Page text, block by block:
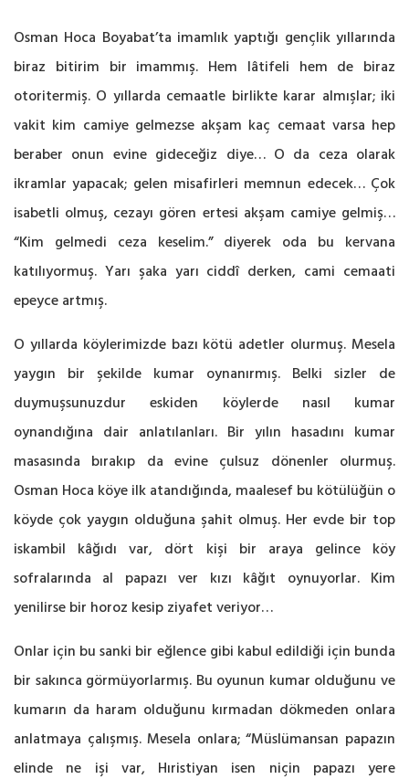
Osman Hoca Boyabat’ta imamlık yaptığı gençlik yıllarında
biraz bitirim bir imammış. Hem lâtifeli hem de biraz
otoritermiş. O yıllarda cemaatle birlikte karar almışlar; iki
vakit kim camiye gelmezse akşam kaç cemaat varsa hep
beraber onun evine gideceğiz diye… O da ceza olarak
ikramlar yapacak; gelen misafirleri memnun edecek… Çok
isabetli olmuş, cezayı gören ertesi akşam camiye gelmiş…
“Kim gelmedi ceza keselim.” diyerek oda bu kervana
katılıyormuş. Yarı şaka yarı ciddî derken, cami cemaati
epeyce artmış.
O yıllarda köylerimizde bazı kötü adetler olurmuş. Mesela
yaygın bir şekilde kumar oynanırmış. Belki sizler de
duymuşsunuzdur eskiden köylerde nasıl kumar
oynandığına dair anlatılanları. Bir yılın hasadını kumar
masasında bırakıp da evine çulsuz dönenler olurmuş.
Osman Hoca köye ilk atandığında, maalesef bu kötülüğün o
köyde çok yaygın olduğuna şahit olmuş. Her evde bir top
iskambil kâğıdı var, dört kişi bir araya gelince köy
sofralarında al papazı ver kızı kâğıt oynuyorlar. Kim
yenilirse bir horoz kesip ziyafet veriyor…
Onlar için bu sanki bir eğlence gibi kabul edildiği için bunda
bir sakınca görmüyorlarmış. Bu oyunun kumar olduğunu ve
kumarın da haram olduğunu kırmadan dökmeden onlara
anlatmaya çalışmış. Mesela onlara; “Müslümansan papazın
elinde ne işi var, Hıristiyan isen niçin papazı yere